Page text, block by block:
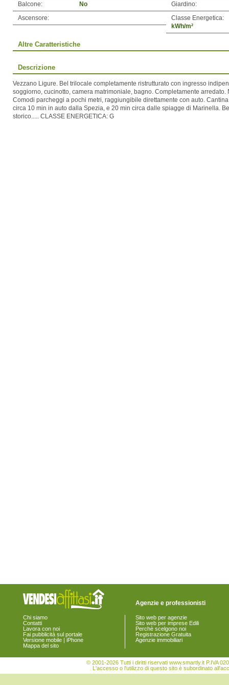
Balcone:
No
Giardino:
Ascensore:
Classe Energetica:
kWh/m²
Altre Caratteristiche
Descrizione
Vezzano Ligure. Bel trilocale completamente ristrutturato con ingresso
soggiorno, cucinotto, camera matrimoniale, bagno. Completamente arredato.
Comodi parcheggi a pochi metri, raggiungibile direttamente con auto.
circa 10 min in auto dalla Spezia, e 20 min circa dalle spiagge di Marinella.
storico..... CLASSE ENERGETICA: G
Chi siamo
Contatti
Lavora con noi
Fai pubblicità sul portale
Versione mobile | iPhone
Mappa del sito
Agenzie e professionisti
Sito web per agenzie
Sito web per imprese Edili
Perchè scelgono noi
Registrazione Gratuita
Agenzie immobiliari
© 2001-2026 Tutti i diritti riservati www.smartly.it P.IVA
L'accesso o l'utilizzo di questo sito è subordinato